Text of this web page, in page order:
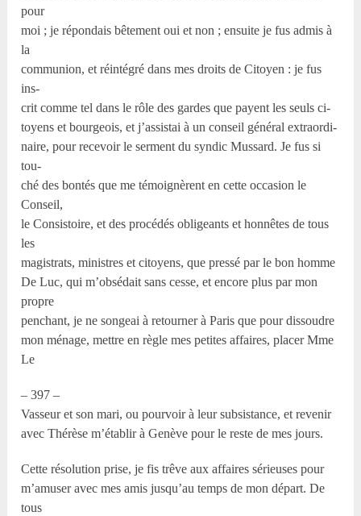
pour
moi ; je répondais bêtement oui et non ; ensuite je fus admis à
la
communion, et réintégré dans mes droits de Citoyen : je fus
ins-
crit comme tel dans le rôle des gardes que payent les seuls ci-
toyens et bourgeois, et j’assistai à un conseil général extraordi-
naire, pour recevoir le serment du syndic Mussard. Je fus si
tou-
ché des bontés que me témoignèrent en cette occasion le
Conseil,
le Consistoire, et des procédés obligeants et honnêtes de tous
les
magistrats, ministres et citoyens, que pressé par le bon homme
De Luc, qui m’obsédait sans cesse, et encore plus par mon
propre
penchant, je ne songeai à retourner à Paris que pour dissoudre
mon ménage, mettre en règle mes petites affaires, placer Mme
Le
– 397 –
Vasseur et son mari, ou pourvoir à leur subsistance, et revenir
avec Thérèse m’établir à Genève pour le reste de mes jours.
Cette résolution prise, je fis trêve aux affaires sérieuses pour
m’amuser avec mes amis jusqu’au temps de mon départ. De
tous